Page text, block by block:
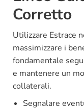
Corretto
Utilizzare Estrace
massimizzare i
fondamentale
e mantenere un
collaterali.
Segnalare